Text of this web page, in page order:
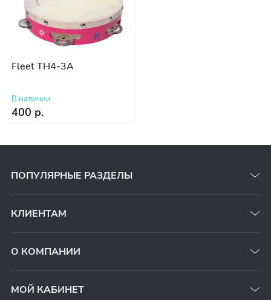
Fleet TH4-3A
В наличии
400 р.
ПОПУЛЯРНЫЕ РАЗДЕЛЫ
КЛИЕНТАМ
О КОМПАНИИ
МОЙ КАБИНЕТ